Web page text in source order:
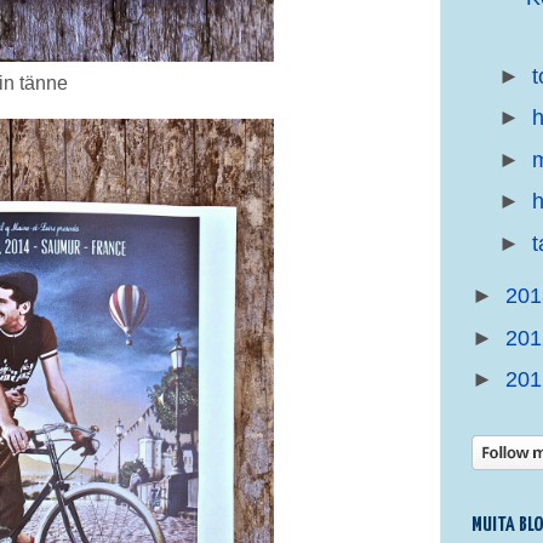
tänne ►
►
►
►
►
►
►
►
MUITA